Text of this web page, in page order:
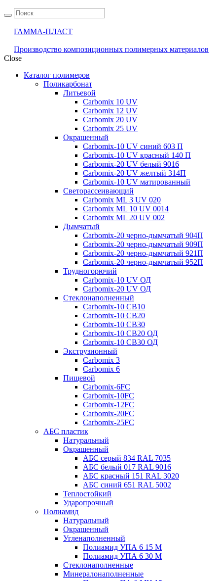
ГАММА-ПЛАСТ
Производство композиционных полимерных материалов
Close
Каталог полимеров
Поликарбонат
Литьевой
Carbomix 10 UV
Carbomix 12 UV
Carbomix 20 UV
Carbomix 25 UV
Окрашенный
Carbomix-10 UV синий 603 П
Carbomix-10 UV красный 140 П
Carbomix-20 UV белый 9016
Carbomix-20 UV желтый 314П
Carbomix-10 UV матированный
Светорассеивающий
Carbomix ML 3 UV 020
Carbomix ML 10 UV 0014
Carbomix ML 20 UV 002
Дымчатый
Carbomix-20 черно-дымчатый 904П
Carbomix-20 черно-дымчатый 909П
Carbomix-20 черно-дымчатый 921П
Carbomix-20 черно-дымчатый 952П
Трудногорючий
Carbomix-10 UV ОД
Carbomix-20 UV ОД
Стеклонаполненный
Carbomix-10 СВ10
Carbomix-10 СВ20
Carbomix-10 СВ30
Carbomix-10 СВ20 ОД
Carbomix-10 СВ30 ОД
Экструзионный
Carbomix 3
Carbomix 6
Пищевой
Carbomix-6FC
Carbomix-10FC
Carbomix-12FC
Carbomix-20FC
Carbomix-25FC
АБС пластик
Натуральный
Окрашенный
АБС серый 834 RAL 7035
АБС белый 017 RAL 9016
АБС красный 151 RAL 3020
АБС синий 651 RAL 5002
Теплостойкий
Ударопрочный
Полиамид
Натуральный
Окрашенный
Угленаполненный
Полиамид УПА 6 15 М
Полиамид УПА 6 30 М
Стеклонаполненные
Минералонаполненные